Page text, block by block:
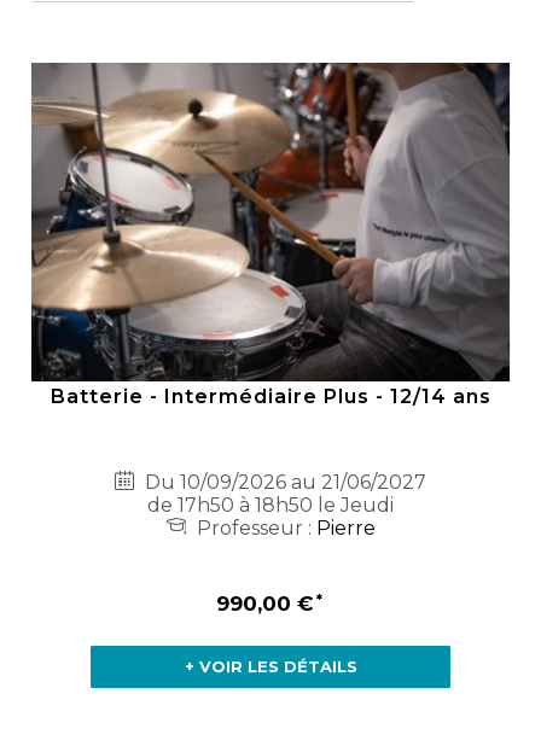
Batterie - Intermédiaire Plus - 12/14 ans
Du 10/09/2026 au 21/06/2027
de 17h50 à 18h50 le Jeudi
Professeur : Pierre
990,00 €
+ VOIR LES DÉTAILS